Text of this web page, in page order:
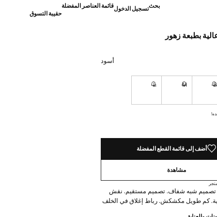
بحثتسجيل الدخولقائمة العناصر المفضلة
حقيبة التسوق
بطبعة زهور
أسود
S
M
L
أضف إلى قائمة القطع المفضلة
مشاهدة
شبه شفاف. تصميم مستقيم. نقش
كم طويل مكشكش. رباط إغلاق في الخلف